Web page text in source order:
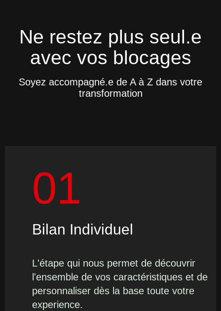
Ne restez plus seul.e
avec vos blocages
Soyez accompagné.e de A à Z dans votre
transformation
01
Bilan Individuel
L'étape qui nous permet de découvrir
l'ensemble de vos caractéristiques et de
personnaliser dès la base toute votre
experience.